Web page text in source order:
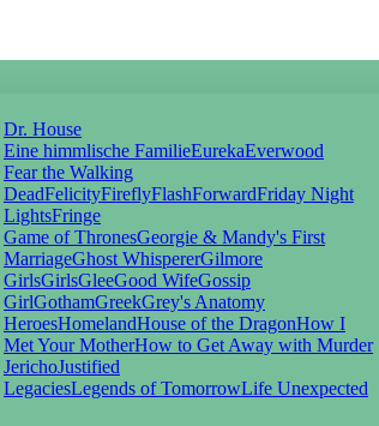
Dr. House
Eine himmlische FamilieEurekaEverwood
Fear the Walking
DeadFelicityFireflyFlashForwardFriday Night
LightsFringe
Game of ThronesGeorgie & Mandy's First
MarriageGhost WhispererGilmore
GirlsGirlsGleeGood WifeGossip
GirlGothamGreekGrey's Anatomy
HeroesHomelandHouse of the DragonHow I
Met Your MotherHow to Get Away with Murder
JerichoJustified
LegaciesLegends of TomorrowLife Unexpected